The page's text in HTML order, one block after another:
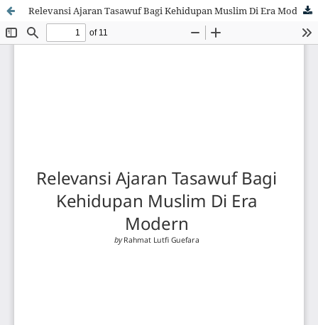
Relevansi Ajaran Tasawuf Bagi Kehidupan Muslim Di Era Modern